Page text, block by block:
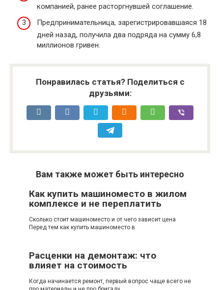
компанией, ранее расторгнувшей соглашение.
Предпринимательница, зарегистрировавшаяся 18
дней назад, получила два подряда на сумму 6,8
миллионов гривен.
Понравилась статья? Поделиться с
друзьями:
Вам также может быть интересно
Как купить машиноместо в жилом
комплексе и не переплатить
Сколько стоит машиноместо и от чего зависит цена
Перед тем как купить машиноместо в
Расценки на демонтаж: что
влияет на стоимость
Когда начинается ремонт, первый вопрос чаще всего не